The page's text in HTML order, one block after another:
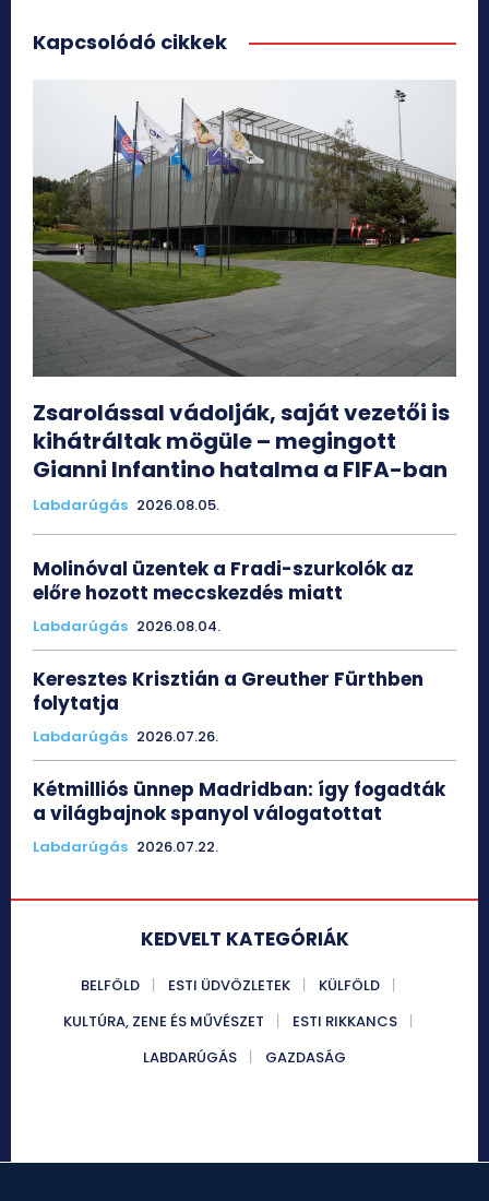
Kapcsolódó cikkek
Zsarolással vádolják, saját vezetői is
kihátráltak mögüle – megingott
Gianni Infantino hatalma a FIFA-ban
Labdarúgás 2026.08.05.
Molinóval üzentek a Fradi-szurkolók az
előre hozott meccskezdés miatt
Labdarúgás 2026.08.04.
Keresztes Krisztián a Greuther Fürthben
folytatja
Labdarúgás 2026.07.26.
Kétmilliós ünnep Madridban: így fogadták
a világbajnok spanyol válogatottat
Labdarúgás 2026.07.22.
KEDVELT KATEGÓRIÁK
BELFÖLD ESTI ÜDVÖZLETEK
KÜLFÖLD
KULTÚRA, ZENE ÉS MŰVÉSZET
ESTI RIKKANCS
LABDARÚGÁS
GAZDASÁG